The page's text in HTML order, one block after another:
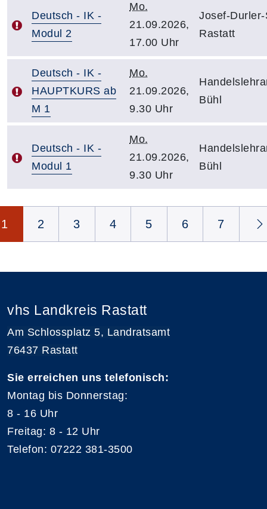
Deutsch - IK -
Modul 2
Mo.
21.09.2026,
17.00 Uhr
Josef-
Rastatt
Deutsch - IK -
HAUPTKURS ab
M 1
Mo.
21.09.2026,
9.30 Uhr
Bühl
Deutsch - IK -
Modul 1
Mo.
21.09.2026,
9.30 Uhr
Bühl
1 2 3 4 5 6 7
vhs Landkreis Rastatt
Am Schlossplatz 5, Landratsamt
76437 Rastatt
Sie erreichen uns telefonisch:
Montag bis Donnerstag:
8 - 16 Uhr
Freitag: 8 - 12 Uhr
Telefon: 07222 381-3500